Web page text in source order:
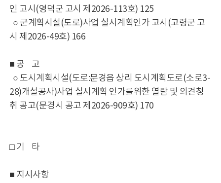
인 고시(영덕군 고시 제2026-113호) 125
○ 군계획시설(도로)사업 실시계획인가 고시(고령군 고
시 제2026-49호) 166
■ 공 고
○ 도시계획시설(도로:문경읍 상리 도시계획도로(소로3-
28)개설공사)사업 실시계획 인가를위한 열람 및 의견청
취 공고(문경시 공고 제2026-909호) 170
□ 기 타
■ 지시사항